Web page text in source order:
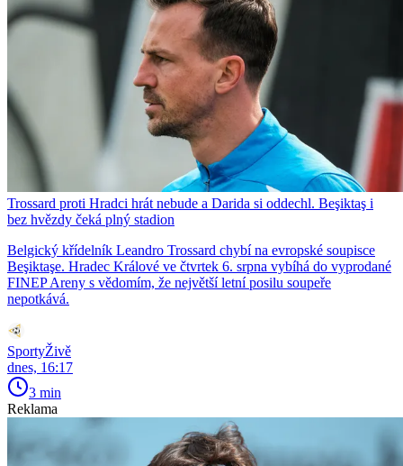
Trossard proti Hradci hrát nebude a Darida si oddechl. Beşiktaş i
bez hvězdy čeká plný stadion
Belgický křídelník Leandro Trossard chybí na evropské soupisce
Beşiktaşe. Hradec Králové ve čtvrtek 6. srpna vybíhá do vyprodané
FINEP Areny s vědomím, že největší letní posilu soupeře
nepotkává.
SportyŽivě
dnes, 16:17
3 min
Reklama